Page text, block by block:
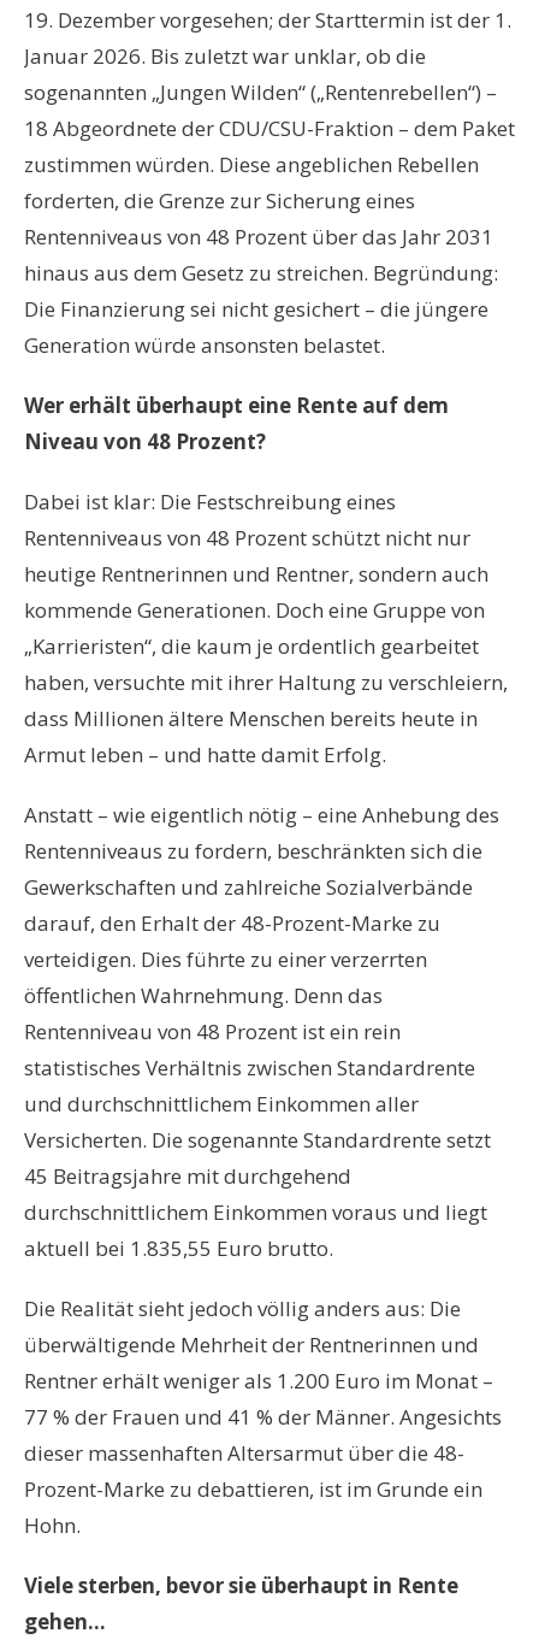
19. Dezember vorgesehen; der Starttermin ist der 1.
Januar 2026. Bis zuletzt war unklar, ob die
sogenannten „Jungen Wilden“ („Rentenrebellen“) –
18 Abgeordnete der CDU/CSU-Fraktion – dem Paket
zustimmen würden. Diese angeblichen Rebellen
forderten, die Grenze zur Sicherung eines
Rentenniveaus von 48 Prozent über das Jahr 2031
hinaus aus dem Gesetz zu streichen. Begründung:
Die Finanzierung sei nicht gesichert – die jüngere
Generation würde ansonsten belastet.
Wer erhält überhaupt eine Rente auf dem
Niveau von 48 Prozent?
Dabei ist klar: Die Festschreibung eines
Rentenniveaus von 48 Prozent schützt nicht nur
heutige Rentnerinnen und Rentner, sondern auch
kommende Generationen. Doch eine Gruppe von
„Karrieristen“, die kaum je ordentlich gearbeitet
haben, versuchte mit ihrer Haltung zu verschleiern,
dass Millionen ältere Menschen bereits heute in
Armut leben – und hatte damit Erfolg.
Anstatt – wie eigentlich nötig – eine Anhebung des
Rentenniveaus zu fordern, beschränkten sich die
Gewerkschaften und zahlreiche Sozialverbände
darauf, den Erhalt der 48-Prozent-Marke zu
verteidigen. Dies führte zu einer verzerrten
öffentlichen Wahrnehmung. Denn das
Rentenniveau von 48 Prozent ist ein rein
statistisches Verhältnis zwischen Standardrente
und durchschnittlichem Einkommen aller
Versicherten. Die sogenannte Standardrente setzt
45 Beitragsjahre mit durchgehend
durchschnittlichem Einkommen voraus und liegt
aktuell bei 1.835,55 Euro brutto.
Die Realität sieht jedoch völlig anders aus: Die
überwältigende Mehrheit der Rentnerinnen und
Rentner erhält weniger als 1.200 Euro im Monat –
77 % der Frauen und 41 % der Männer. Angesichts
dieser massenhaften Altersarmut über die 48-
Prozent-Marke zu debattieren, ist im Grunde ein
Hohn.
Viele sterben, bevor sie überhaupt in Rente
gehen…